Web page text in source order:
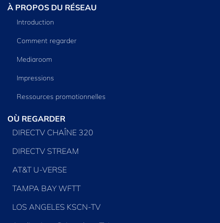
À PROPOS DU RÉSEAU
Introduction
Comment regarder
Mediaroom
Impressions
Ressources promotionnelles
OÙ REGARDER
DIRECTV CHAÎNE 320
DIRECTV STREAM
AT&T U-VERSE
TAMPA BAY WFTT
LOS ANGELES KSCN-TV